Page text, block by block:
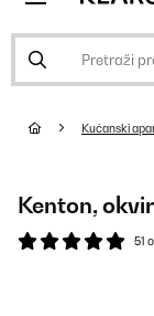
Kućanski
Kenton,
51